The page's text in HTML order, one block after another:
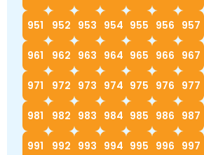
951 952 953 954 955 956 957
961 962 963 964 965 966 967
971 972 973 974 975 976 977
981 982 983 984 985 986 987
991 992 993 994 995 996 997